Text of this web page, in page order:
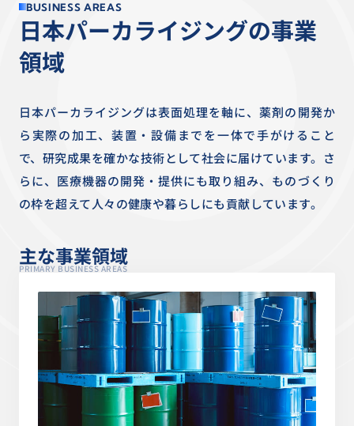
BUSINESS AREAS
日本パーカライジングの事業
領域
日本パーカライジングは表面処理を軸に、薬剤の開発か
ら実際の加工、装置・設備までを一体で手がけること
で、研究成果を確かな技術として社会に届けています。さ
らに、医療機器の開発・提供にも取り組み、ものづくり
の枠を超えて人々の健康や暮らしにも貢献しています。
主な事業領域
PRIMARY BUSINESS AREAS